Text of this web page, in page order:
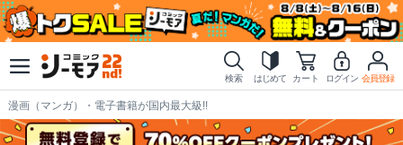
検索 はじめて カート ログイン 会員登録
漫画（マンガ）・電子書籍が国内最大級!!